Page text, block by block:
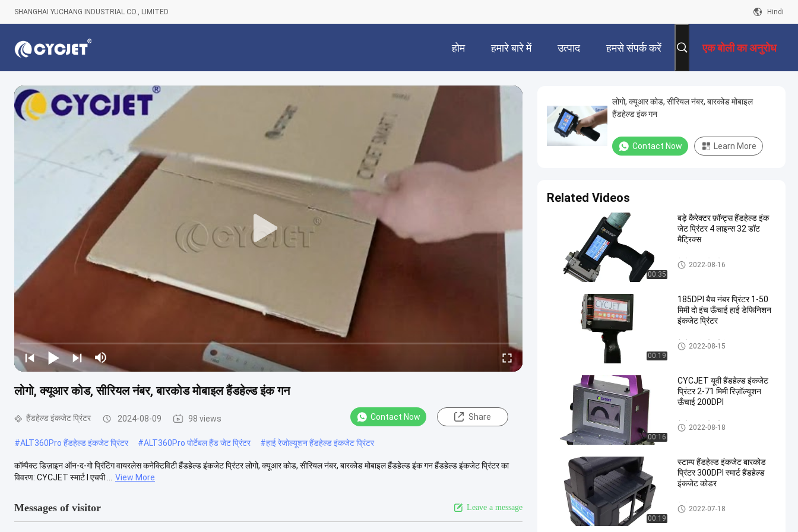
SHANGHAI YUCHANG INDUSTRIAL CO., LIMITED Hindi
होम हमारे बारे में उत्पाद हमसे संपर्क करें एक बोली का अनुरोध
लोगो, क्यूआर कोड, सीरियल नंबर, बारकोड मोबाइल हैंडहेल्ड इंक गन
हैंडहेल्ड इंकजेट प्रिंटर 2024-08-09 98 views Contact Now Share
#ALT360Pro हैंडहेल्ड इंकजेट प्रिंटर #ALT360Pro पोर्टेबल हैंड जेट प्रिंटर #हाई रेजोल्यूशन हैंडहेल्ड इंकजेट प्रिंटर
कॉम्पैक्ट डिज़ाइन ऑन-द-गो प्रिंटिंग वायरलेस कनेक्टिविटी हैंडहेल्ड इंकजेट प्रिंटर लोगो, क्यूआर कोड, सीरियल नंबर, बारकोड मोबाइल हैंडहेल्ड इंक गन हैंडहेल्ड इंकजेट प्रिंटर का
विवरण: CYCJET स्मार्ट I एचपी ...
View More
Messages of visitor Leave a message
लोगो, क्यूआर कोड, सीरियल नंबर, बारकोड मोबाइल
हैंडहेल्ड इंक गन
Contact Now Learn More
Related Videos
00:35
बड़े कैरेक्टर फ़ॉन्ट्स हैंडहेल्ड इंक
जेट प्रिंटर 4 लाइन्स 32 डॉट
मैट्रिक्स
हैंडहेल्ड इंकजेट प्रिंटर
2022-08-16
00:19
185DPI बैच नंबर प्रिंटर 1-50
मिमी दो इंच ऊँचाई हाई डेफिनिशन
इंकजेट प्रिंटर
हैंडहेल्ड इंकजेट प्रिंटर
2022-08-15
00:16
CYCJET यूवी हैंडहेल्ड इंकजेट
प्रिंटर 2-71 मिमी रिज़ॉल्यूशन
ऊँचाई 200DPI
हैंडहेल्ड इंकजेट प्रिंटर
2022-08-18
00:19
स्टाम्प हैंडहेल्ड इंकजेट बारकोड
प्रिंटर 300DPI स्मार्ट हैंडहेल्ड
इंकजेट कोडर
हैंडहेल्ड इंकजेट प्रिंटर
2022-07-18